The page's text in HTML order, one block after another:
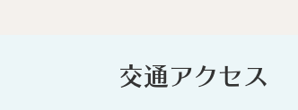
交通アクセス